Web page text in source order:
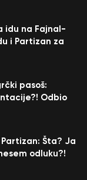
idu na Fajnal-
i Partizan za
pasoš:
Odbio
Šta? Ja
odluku?!